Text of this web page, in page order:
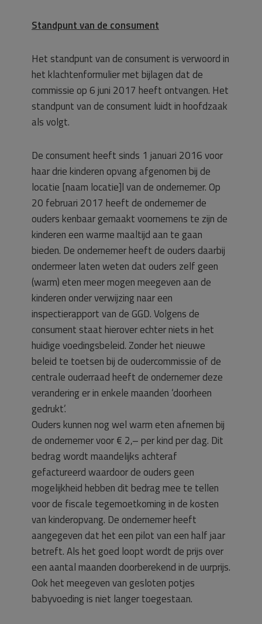
Standpunt van de consument
Het standpunt van de consument is verwoord in
het klachtenformulier met bijlagen dat de
commissie op 6 juni 2017 heeft ontvangen. Het
standpunt van de consument luidt in hoofdzaak
als volgt.
De consument heeft sinds 1 januari 2016 voor
haar drie kinderen opvang afgenomen bij de
locatie [naam locatie]l van de ondernemer. Op
20 februari 2017 heeft de ondernemer de
ouders kenbaar gemaakt voornemens te zijn de
kinderen een warme maaltijd aan te gaan
bieden. De ondernemer heeft de ouders daarbij
ondermeer laten weten dat ouders zelf geen
(warm) eten meer mogen meegeven aan de
kinderen onder verwijzing naar een
inspectierapport van de GGD. Volgens de
consument staat hierover echter niets in het
huidige voedingsbeleid. Zonder het nieuwe
beleid te toetsen bij de oudercommissie of de
centrale ouderraad heeft de ondernemer deze
verandering er in enkele maanden ‘doorheen
gedrukt’.
Ouders kunnen nog wel warm eten afnemen bij
de ondernemer voor € 2,– per kind per dag. Dit
bedrag wordt maandelijks achteraf
gefactureerd waardoor de ouders geen
mogelijkheid hebben dit bedrag mee te tellen
voor de fiscale tegemoetkoming in de kosten
van kinderopvang. De ondernemer heeft
aangegeven dat het een pilot van een half jaar
betreft. Als het goed loopt wordt de prijs over
een aantal maanden doorberekend in de uurprijs.
Ook het meegeven van gesloten potjes
babyvoeding is niet langer toegestaan.